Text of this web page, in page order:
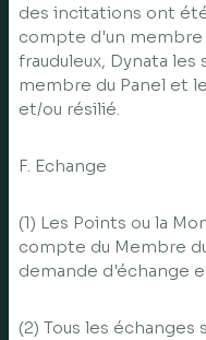
des incitations ont
compte d'un membre
frauduleux, Dynata
membre du Panel et
et/ou résilié.
F. Echange
(1) Les Points ou la
compte du Membre
demande d'échange
(2) Tous les